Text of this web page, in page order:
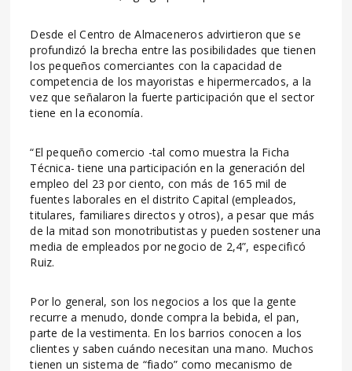
Desde el Centro de Almaceneros advirtieron que se
profundizó la brecha entre las posibilidades que tienen
los pequeños comerciantes con la capacidad de
competencia de los mayoristas e hipermercados, a la
vez que señalaron la fuerte participación que el sector
tiene en la economía.
“El pequeño comercio -tal como muestra la Ficha
Técnica- tiene una participación en la generación del
empleo del 23 por ciento, con más de 165 mil de
fuentes laborales en el distrito Capital (empleados,
titulares, familiares directos y otros), a pesar que más
de la mitad son monotributistas y pueden sostener una
media de empleados por negocio de 2,4”, especificó
Ruiz.
Por lo general, son los negocios a los que la gente
recurre a menudo, donde compra la bebida, el pan,
parte de la vestimenta. En los barrios conocen a los
clientes y saben cuándo necesitan una mano. Muchos
tienen un sistema de “fiado” como mecanismo de